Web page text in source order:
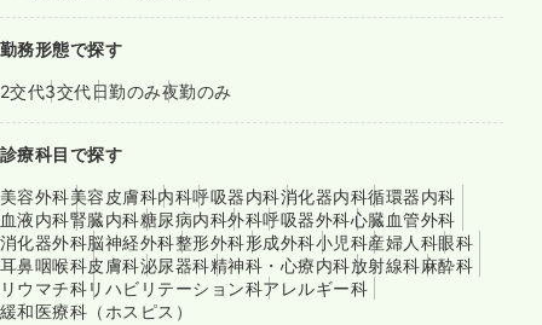
勤務形態で探す
2交代3交代日勤のみ夜勤のみ
診療科目で探す
美容外科美容皮膚科内科呼吸器内科消化器内科循環器内科
血液内科腎臓内科糖尿病内科外科呼吸器外科心臓血管外科
消化器外科脳神経外科整形外科形成外科小児科産婦人科眼科
耳鼻咽喉科皮膚科泌尿器科精神科・心療内科放射線科麻酔科
リウマチ科リハビリテーション科アレルギー科
緩和医療科（ホスピス）